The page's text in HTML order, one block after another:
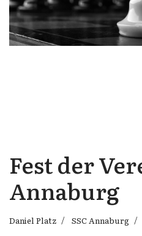
Fest der
Annaburg
Daniel Platz SSC Annaburg